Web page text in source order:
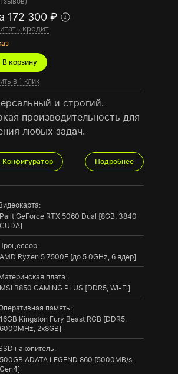
172 300 ₽
кредит
В корзину
в 1 клик
и строгий.
производительность для
любых задач.
Конфигуратор Подробнее
Palit GeForce RTX 5060 Dual [8GB, 3840
CUDA]
AMD Ryzen 5 7500F [до 5.0GHz, 6 ядер]
плата:
MSI B850 GAMING PLUS [DDR5, Wi-Fi]
память:
16GB Kingston Fury Beast RGB [DDR5,
6000MHz, 2x8GB]
накопитель:
500GB ADATA LEGEND 860 [5000MB/s,
Gen4]